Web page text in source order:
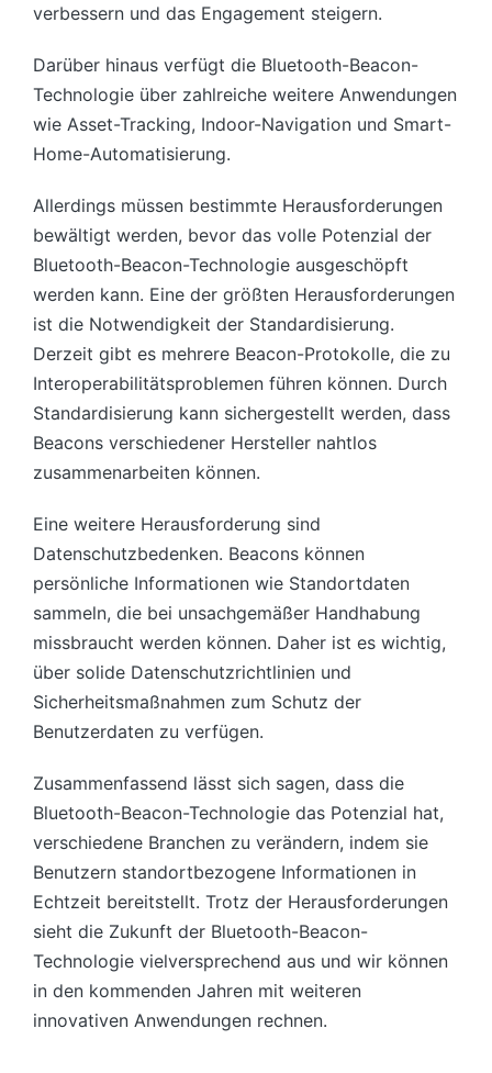
verbessern und das Engagement steigern.
Darüber hinaus verfügt die Bluetooth-Beacon-
Technologie über zahlreiche weitere Anwendungen
wie Asset-Tracking, Indoor-Navigation und Smart-
Home-Automatisierung.
Allerdings müssen bestimmte Herausforderungen
bewältigt werden, bevor das volle Potenzial der
Bluetooth-Beacon-Technologie ausgeschöpft
werden kann. Eine der größten Herausforderungen
ist die Notwendigkeit der Standardisierung.
Derzeit gibt es mehrere Beacon-Protokolle, die zu
Interoperabilitätsproblemen führen können. Durch
Standardisierung kann sichergestellt werden, dass
Beacons verschiedener Hersteller nahtlos
zusammenarbeiten können.
Eine weitere Herausforderung sind
Datenschutzbedenken. Beacons können
persönliche Informationen wie Standortdaten
sammeln, die bei unsachgemäßer Handhabung
missbraucht werden können. Daher ist es wichtig,
über solide Datenschutzrichtlinien und
Sicherheitsmaßnahmen zum Schutz der
Benutzerdaten zu verfügen.
Zusammenfassend lässt sich sagen, dass die
Bluetooth-Beacon-Technologie das Potenzial hat,
verschiedene Branchen zu verändern, indem sie
Benutzern standortbezogene Informationen in
Echtzeit bereitstellt. Trotz der Herausforderungen
sieht die Zukunft der Bluetooth-Beacon-
Technologie vielversprechend aus und wir können
in den kommenden Jahren mit weiteren
innovativen Anwendungen rechnen.